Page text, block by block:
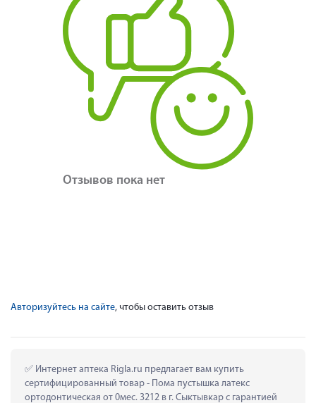
Отзывов пока нет
Авторизуйтесь на сайте, чтобы оставить отзыв
Интернет аптека Rigla.ru предлагает вам купить
сертифицированный товар - Пома пустышка латекс
ортодонтическая от 0мес. 3212 в г. Сыктывкар с гарантией